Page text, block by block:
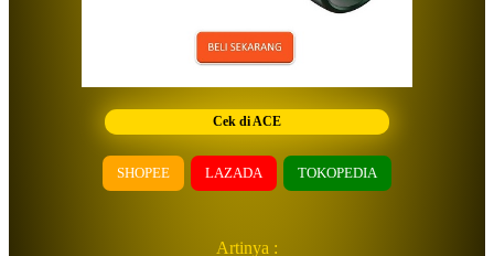
Cek di ACE
SHOPEE LAZADA TOKOPEDIA
Artinya :